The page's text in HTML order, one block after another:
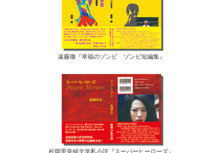
遠藤徹『幸福のゾンビ ゾンビ短編集』